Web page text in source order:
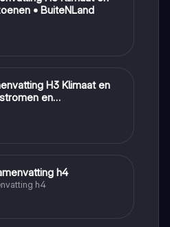
• BuiteNLand
H3 Klimaat en
en
h4
h4